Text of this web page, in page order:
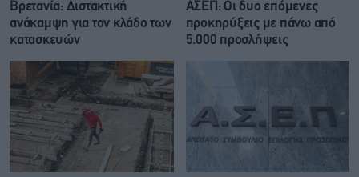
Βρετανία: Διστακτική
ανάκαμψη για τον κλάδο των
κατασκευών
ΑΣΕΠ: Οι δυο επόμενες
προκηρύξεις με πάνω από
5.000 προσλήψεις